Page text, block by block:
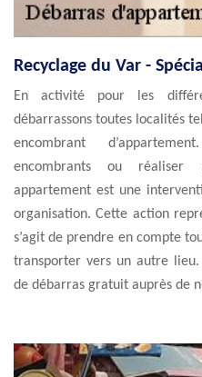
Recyclage du Var -
En activité pour les
débarrassons toutes localités
encombrant
encombrants ou réaliser
appartement est une
organisation. Cette action
s’agit de prendre en compte
transporter vers un autre
de débarras gratuit auprès de